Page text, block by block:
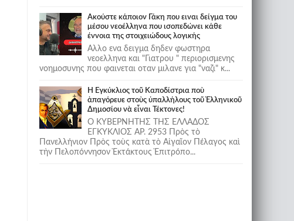
Ακούστε κάποιον Γάκη που ειναι δείγμα του
μέσου νεοέλληνα που ισοπεδώνει κάθε
έννοια της στοιχειώδους λογικής
Αλλο ενα δειγμα δηδεν φωστηρα
νεοελληνα και "Γιατρου " περιορισμενης
νοημοσυνης που φαινεται οταν μιλανε για "ναζι" κ...
Ἡ Ἐγκύκλιος τοῦ Καποδίστρια ποὺ
ἀπαγόρευε στοὺς ὑπαλλήλους τοῦ Ἑλληνικοῦ
Δημοσίου νὰ εἶναι Τέκτονες!
Ο ΚΥΒΕΡΝΗΤΗΣ ΤΗΣ ΕΛΛΑΔΟΣ
ΕΓΚΥΚΛΙΟΣ ΑΡ. 2953 Πρὸς τὸ
Πανελλήνιον Πρὸς τοὺς κατὰ τὸ Αἰγαῖον Πέλαγος καὶ
τὴν Πελοπόννησον Ἐκτάκτους Ἐπιτρόπο...